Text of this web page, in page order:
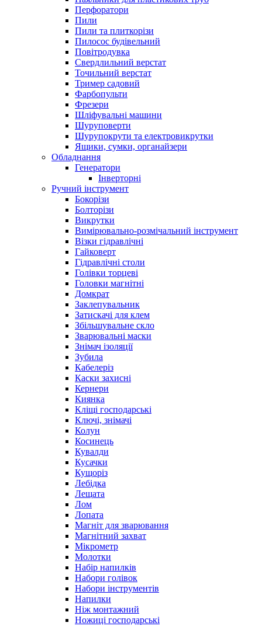
Перфоратори
Пили
Пили та плиткорізи
Пилосос будівельний
Повітродувка
Свердлильний верстат
Точильний верстат
Тример садовий
Фарбопульти
Фрезери
Шліфувальні машини
Шуруповерти
Шурупокрути та електровикрутки
Ящики, сумки, органайзери
Обладнання
Генератори
Інверторні
Ручний інструмент
Бокорізи
Болторізи
Викрутки
Вимірювально-розмічальний інструмент
Візки гідравлічні
Гайковерт
Гідравлічні столи
Голівки торцеві
Головки магнітні
Домкрат
Заклепувальник
Затискачі для клем
Збільшувальне скло
Зварювальні маски
Знімач ізоляції
Зубила
Кабелеріз
Каски захисні
Кернери
Киянка
Кліщі господарські
Ключі, знімачі
Колун
Косинець
Кувалди
Кусачки
Кущоріз
Лебідка
Лещата
Лом
Лопата
Магніт для зварювання
Магнітний захват
Мікрометр
Молотки
Набір напилків
Набори голівок
Набори інструментів
Напилки
Ніж монтажний
Ножиці господарські